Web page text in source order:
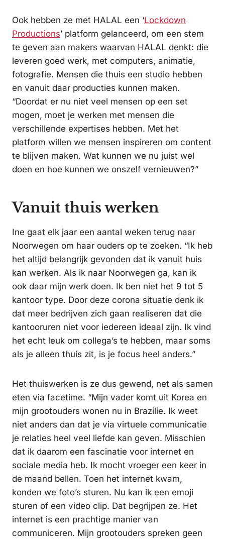
Ook hebben ze met HALAL een ‘Lockdown
Productions’ platform gelanceerd, om een stem
te geven aan makers waarvan HALAL denkt: die
leveren goed werk, met computers, animatie,
fotografie. Mensen die thuis een studio hebben
en vanuit daar producties kunnen maken.
“Doordat er nu niet veel mensen op een set
mogen, moet je werken met mensen die
verschillende expertises hebben. Met het
platform willen we mensen inspireren om content
te blijven maken. Wat kunnen we nu juist wel
doen en hoe kunnen we onszelf vernieuwen?”
Vanuit thuis werken
Ine gaat elk jaar een aantal weken terug naar
Noorwegen om haar ouders op te zoeken. “Ik heb
het altijd belangrijk gevonden dat ik vanuit huis
kan werken. Als ik naar Noorwegen ga, kan ik
ook daar mijn werk doen. Ik ben niet het 9 tot 5
kantoor type. Door deze corona situatie denk ik
dat meer bedrijven zich gaan realiseren dat die
kantooruren niet voor iedereen ideaal zijn. Ik vind
het echt leuk om collega’s te hebben, maar soms
als je alleen thuis zit, is je focus heel anders.”
Het thuiswerken is ze dus gewend, net als samen
eten via facetime. “Mijn vader komt uit Korea en
mijn grootouders wonen nu in Brazilie. Ik weet
niet anders dan dat je via virtuele communicatie
je relaties heel veel liefde kan geven. Misschien
dat ik daarom een fascinatie voor internet en
sociale media heb. Ik mocht vroeger een keer in
de maand bellen. Toen het internet kwam,
konden we foto’s sturen. Nu kan ik een emoji
sturen of een video clip. Dat begrijpen ze. Het
internet is een prachtige manier van
communiceren. Mijn grootouders spreken geen